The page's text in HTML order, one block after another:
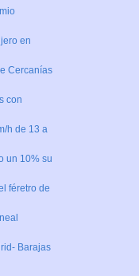
en
Cercanías
con
h de 13 a
un 10% su
féretro de
Barajas